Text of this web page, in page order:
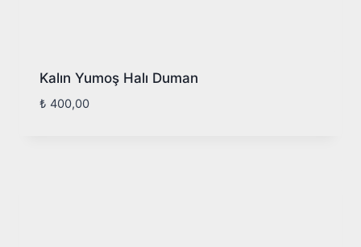
Kalın Yumoş Halı Duman
₺ 400,00